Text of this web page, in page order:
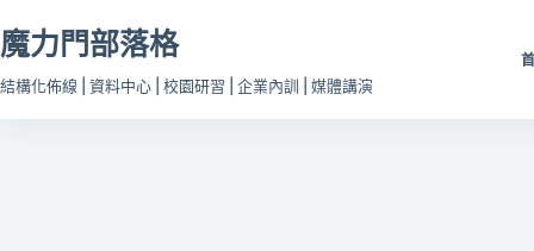
至
主
魔力門部落格
結構化佈線 | 資料中心 | 校園研習 | 企業內訓 | 媒體講演